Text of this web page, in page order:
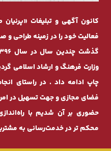
فعالیت خود را در زمینه طراحی و
وزارت فرهنگ و ارشاد اسلامی
چاپ ادامه داد . در راستای
فضای مجازی و جهت تسهیل در
حضوری بر آن شدیم با
محکم ‌تر در خدمت‌رسانی به